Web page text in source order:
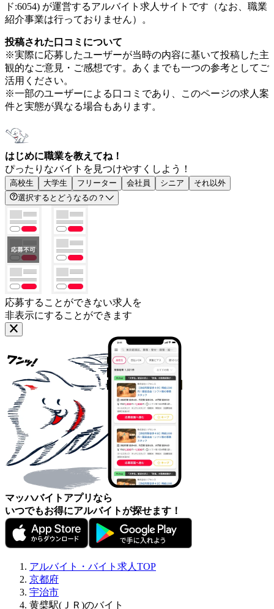
ド:6054) が運営するアルバイト求人サイトです（なお、職業
紹介事業は行っておりません）。
投稿された口コミについて
※実際に応募したユーザーが当時の内容に基いて投稿した主
観的なご意見・ご感想です。あくまでも一つの参考としてご
活用ください。
※一部のユーザーによる口コミであり、このページの求人案
件と実態が異なる場合もあります。
はじめに職業を教えてね！
ぴったりなバイトを見つけやすくしよう！
高校生 大学生 フリーター 会社員 シニア
それ以外
選択するとどうなるの？
応募することができない求人を
非表示にすることができます
マッハバイトアプリなら
いつでもお得にアルバイトが探せます！
アルバイト・バイト求人TOP
京都府
宇治市
黄檗駅(ＪＲ)のバイト